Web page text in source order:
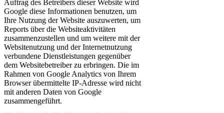
Auftrag des Betreibers dieser Website wird
Google diese Informationen benutzen, um
Ihre Nutzung der Website auszuwerten, um
Reports über die Websiteaktivitäten
zusammenzustellen und um weitere mit der
Websitenutzung und der Internetnutzung
verbundene Dienstleistungen gegenüber
dem Websitebetreiber zu erbringen. Die im
Rahmen von Google Analytics von Ihrem
Browser übermittelte IP-Adresse wird nicht
mit anderen Daten von Google
zusammengeführt.